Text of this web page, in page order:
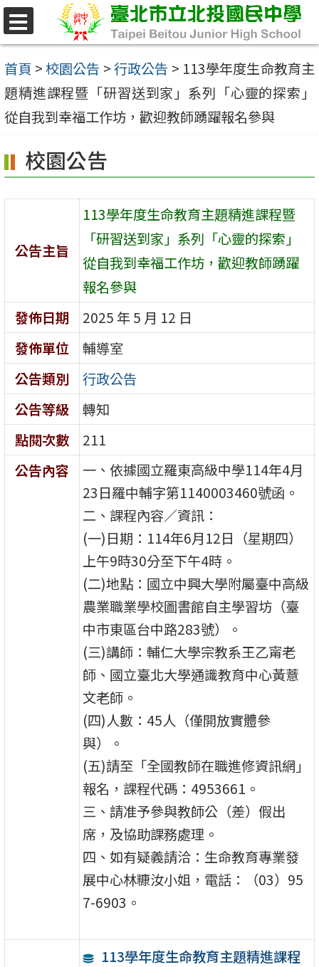
跳
至
主
要
內
區
首頁 >校園公告 >行政公告 > 113學年度生命教育主
題精進課程暨「研習送到家」系列「心靈的探索」
從自我到幸福工作坊，歡迎教師踴躍報名參與
校園公告
公告主旨
113學年度生命教育主題精進課程暨
「研習送到家」系列「心靈的探索」
從自我到幸福工作坊，歡迎教師踴躍
報名參與
發佈日期
2025 年 5 月 12 日
發佈單位
輔導室
公告類別
行政公告
公告等級
轉知
點閱次數
211
公告內容
一、依據國立羅東高級中學114年4月
23日羅中輔字第1140003460號函。
二、課程內容／資訊：
(一)日期：114年6月12日（星期四）
上午9時30分至下午4時。
(二)地點：國立中興大學附屬臺中高級
農業職業學校圖書館自主學習坊（臺
中市東區台中路283號）。
(三)講師：輔仁大學宗教系王乙甯老
師、國立臺北大學通識教育中心黃薏
文老師。
(四)人數：45人（僅開放實體參
與）。
(五)請至「全國教師在職進修資訊網」
報名，課程代碼：4953661。
三、請准予參與教師公（差）假出
席，及協助課務處理。
四、如有疑義請洽：生命教育專業發
展中心林糠汝小姐，電話：（03）95
7-6903。
113學年度生命教育主題精進課程
選
單